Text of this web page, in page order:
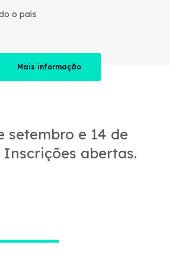
o país
Mais informação
setembro e 14 de
Inscrições abertas.